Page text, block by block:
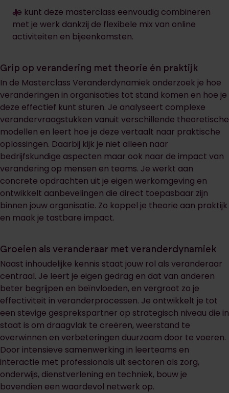
Je kunt deze masterclass eenvoudig combineren
met je werk dankzij de flexibele mix van online
activiteiten en bijeenkomsten.
Grip op verandering met theorie én praktijk
In de Masterclass Veranderdynamiek onderzoek je hoe
veranderingen in organisaties tot stand komen en hoe je
deze effectief kunt sturen. Je analyseert complexe
verandervraagstukken vanuit verschillende theoretische
modellen en leert hoe je deze vertaalt naar praktische
oplossingen. Daarbij kijk je niet alleen naar
bedrijfskundige aspecten maar ook naar de impact van
verandering op mensen en teams. Je werkt aan
concrete opdrachten uit je eigen werkomgeving en
ontwikkelt aanbevelingen die direct toepasbaar zijn
binnen jouw organisatie. Zo koppel je theorie aan praktijk
en maak je tastbare impact.
Groeien als veranderaar met veranderdynamiek
Naast inhoudelijke kennis staat jouw rol als veranderaar
centraal. Je leert je eigen gedrag en dat van anderen
beter begrijpen en beïnvloeden, en vergroot zo je
effectiviteit in veranderprocessen. Je ontwikkelt je tot
een stevige gesprekspartner op strategisch niveau die in
staat is om draagvlak te creëren, weerstand te
overwinnen en verbeteringen duurzaam door te voeren.
Door intensieve samenwerking in leerteams en
interactie met professionals uit sectoren als zorg,
onderwijs, dienstverlening en techniek, bouw je
bovendien een waardevol netwerk op.